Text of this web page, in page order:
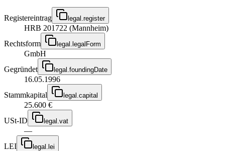
Registereintrag legal.register
HRB 201722 (Mannheim)
Rechtsform
legal.legalForm
GmbH
Gegründet
legal.foundingDate
16.05.1996
Stammkapital
legal.capital
25.600 €
USt-ID
legal.vat
—
LEI
legal.lei